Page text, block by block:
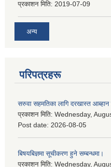
प्रकाशन मिति: 2019-07-09
अन्य
परिपत्रहरू
सरुवा सहमतिका लागि दरखास्त आब्हान
प्रकाशन मिति: Wednesday,
Post date: 2026-08-05
बिषयबिज्ञमा सूचीकरण हुने सम्बन्धमा।
प्रकाशन मिति: Wednesday,